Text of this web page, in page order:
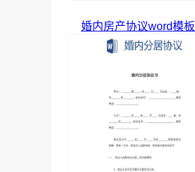
婚内房产协议word模板